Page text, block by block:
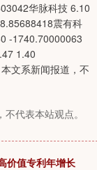
华脉科技 6.10
震有科
-1740.70000063
1.40
文系新闻报道，不
代表本站观点。
价值专利年增长